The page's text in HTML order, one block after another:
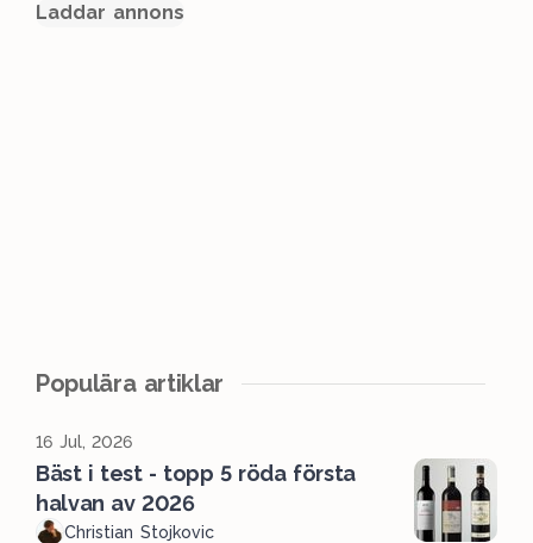
Laddar annons
Populära artiklar
16 Jul, 2026
Bäst i test - topp 5 röda första
halvan av 2026
Christian Stojkovic